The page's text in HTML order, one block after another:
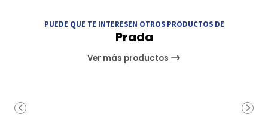
PUEDE QUE TE INTERESEN OTROS PRODUCTOS DE
Prada
Ver más productos